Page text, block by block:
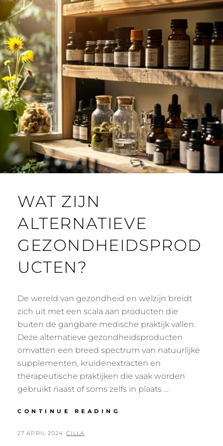
WAT ZIJN
ALTERNATIEVE
GEZONDHEIDSPROD
UCTEN?
De wereld van gezondheid en welzijn breidt
zich uit met een scala aan producten die
buiten de gangbare medische praktijk vallen.
Deze alternatieve gezondheidsproducten
omvatten een breed spectrum van natuurlijke
supplementen, kruidenextracten en
therapeutische praktijken die vaak worden
gebruikt naast of soms zelfs in plaats …
CONTINUE READING
POSTED
27 APRIL 2024 BY
CILLA